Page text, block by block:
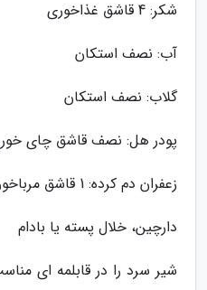
شکر: 4 قاشق غذاخوری
آب: نصف استکان
گلاب: نصف استکان
پودر هل: نصف قاشق چای
زعفران دم کرده: 1 قاشق مرباخوری
دارچین، خلال پسته یا بادام
شیر سرد را در قابلمه ای